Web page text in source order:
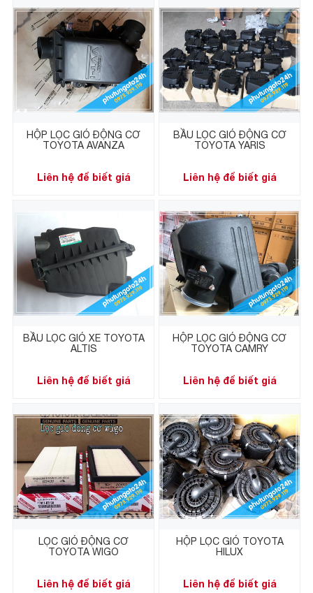
HỘP LỌC GIÓ ĐỘNG CƠ
TOYOTA AVANZA
Liên hệ để biết giá
BẦU LỌC GIÓ ĐỘNG CƠ
TOYOTA YARIS
Liên hệ để biết giá
BẦU LỌC GIÓ XE TOYOTA
ALTIS
Liên hệ để biết giá
HỘP LỌC GIÓ ĐỘNG CƠ
TOYOTA CAMRY
Liên hệ để biết giá
LỌC GIÓ ĐỘNG CƠ
TOYOTA WIGO
Liên hệ để biết giá
HỘP LỌC GIÓ TOYOTA
HILUX
Liên hệ để biết giá